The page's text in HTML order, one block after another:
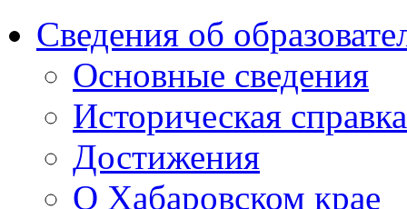
Сведения об
Основные сведения
Историческая справка
Достижения
О Хабаровском крае